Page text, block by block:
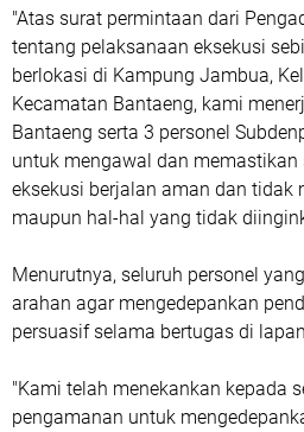
"Atas surat permintaan dari
tentang pelaksanaan eksekusi
berlokasi di Kampung Jambua,
Kecamatan Bantaeng, kami
Bantaeng serta 3 personel
untuk mengawal dan
eksekusi berjalan aman dan tidak
maupun hal-hal yang tidak
Menurutnya, seluruh personel
arahan agar mengedepankan
persuasif selama bertugas di
"Kami telah menekankan kepada
pengamanan untuk